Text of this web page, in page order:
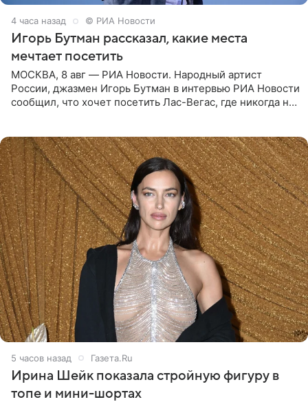
4 часа назад © РИА Новости
Игорь Бутман рассказал, какие места
мечтает посетить
МОСКВА, 8 авг — РИА Новости. Народный артист
России, джазмен Игорь Бутман в интервью РИА Новости
сообщил, что хочет посетить Лас-Вегас, где никогда не
5 часов назад Газета.Ru
Ирина Шейк показала стройную фигуру в
топе и мини-шортах